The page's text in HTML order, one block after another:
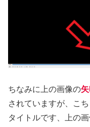
ちなみに上の画像の
されていますが、こ
タイトルです、上の